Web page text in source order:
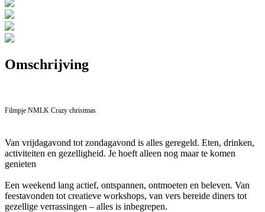
Omschrijving
Filmpje NMLK Crazy christmas
Van vrijdagavond tot zondagavond is alles geregeld. Eten, drinken,
activiteiten en gezelligheid. Je hoeft alleen nog maar te komen
genieten
Een weekend lang actief, ontspannen, ontmoeten en beleven. Van
feestavonden tot creatieve workshops, van vers bereide diners tot
gezellige verrassingen – alles is inbegrepen.